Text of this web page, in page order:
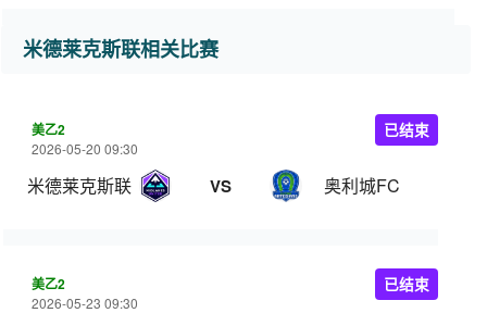
米德莱克斯联相关比赛
美乙2
2026-05-20 09:30
米德莱克斯联 VS 奥利城FC
已结束
美乙2
2026-05-23 09:30
已结束